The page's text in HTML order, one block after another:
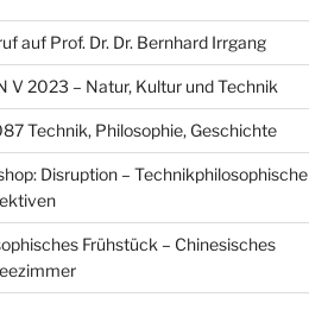
auf Prof. Dr. Dr. Bernhard Irrgang
V 2023 – Natur, Kultur und Technik
Technik, Philosophie, Geschichte
Disruption – Technikphilosophische
Frühstück – Chinesisches